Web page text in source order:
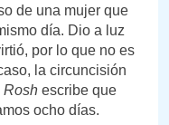
de una mujer que
día. Dio a luz
por lo que no es
la circuncisión
Rosh escribe que
ocho días.